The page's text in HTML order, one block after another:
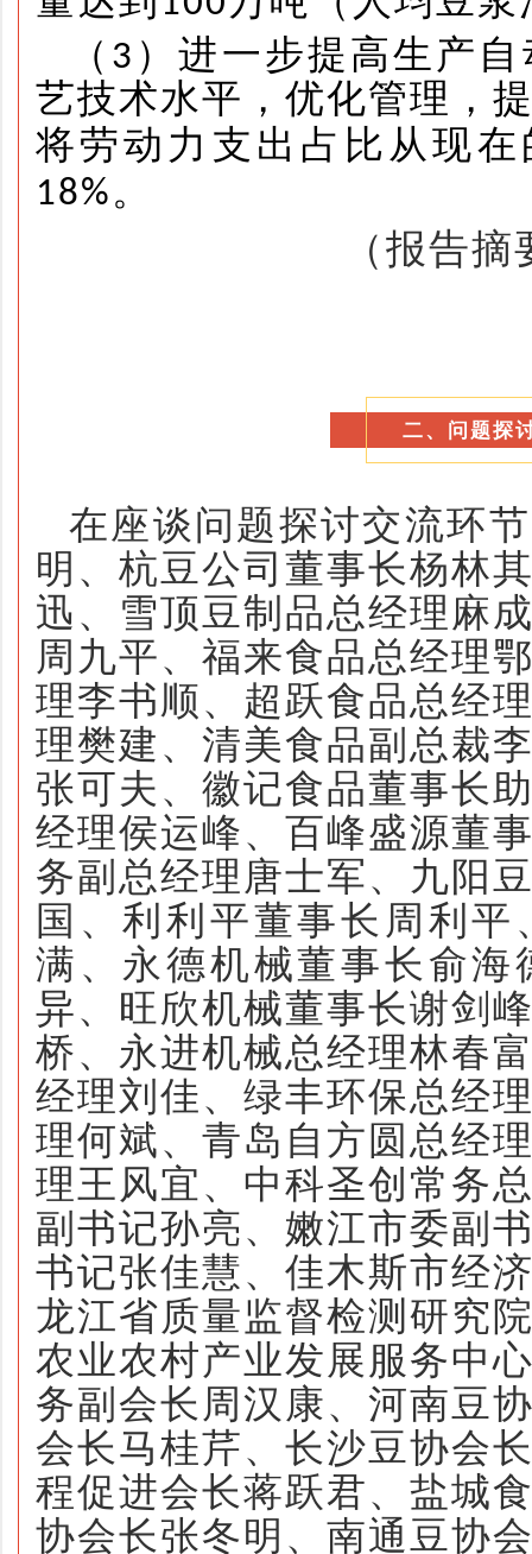
（3）进一步提高生产
艺技术水平，优化管理，
将劳动力支出占比从现
18%。
（报告摘
二、问题探
在座谈问题探讨交流环
明 、 杭豆公司董事长杨林
迅、雪顶豆制品总经理麻
周九平、福来食品总经理
理李书顺、 超跃食品总经
理樊建、清美食品副总裁
张可夫、 徽记食品董事长
经理侯运峰、 百峰盛源董
务副总经理唐士军、九阳
国、利利平董事长周利平
满、永德机械董事长俞
异、 旺欣机械董事长谢剑
桥、永进机械总经理林春
经理刘佳、绿丰环保总经
理何斌、 青岛自方圆总经
理王 风宜、中科圣创常务
副书记孙亮、嫩江市委副
书记张佳慧、佳木斯市经
龙江省质量监督检测研究
农业农村产业发展服务中
务副会长周汉康、河南豆
会长马桂芹、 长沙豆协会
程促进会长蒋跃君、 盐城
协会长张冬明、南通豆协